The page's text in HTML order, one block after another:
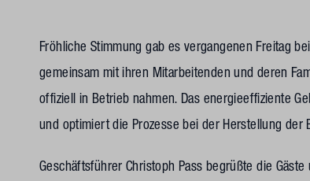
Fröhliche Stimmung gab es vergangenen Freitag
gemeinsam mit ihren Mitarbeitenden und deren
offiziell in Betrieb nahmen. Das energieeffiziente
und optimiert die Prozesse bei der Herstellung der
Geschäftsführer Christoph Pass begrüßte die